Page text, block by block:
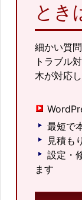
とき
細かい質
トラブル
木が対応し
最短で
見積も
設定・
ます